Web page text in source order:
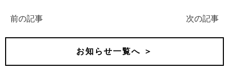
次の記事
前の記事
お知らせ一覧へ ＞